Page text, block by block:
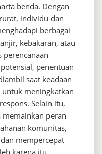
benda. Dengan
individu dan
berbagai
kebakaran, atau
perencanaan
penentuan
saat keadaan
meningkatkan
Selain itu,
memainkan peran
komunitas,
mempercepat
karena itu,